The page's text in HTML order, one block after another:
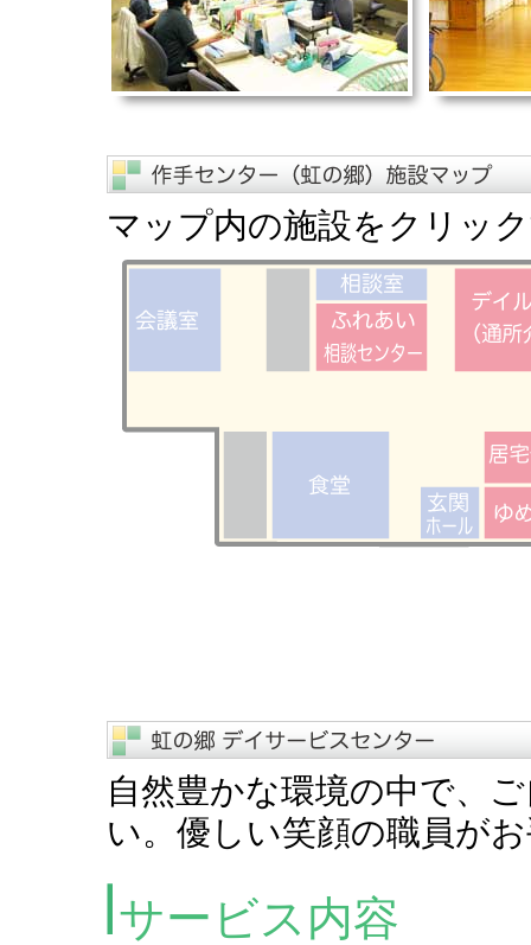
マップ内の施設をクリッ
自然豊かな環境の中で、
い。優しい笑顔の職員が
サービス内容